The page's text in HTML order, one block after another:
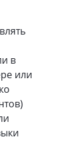
в
или